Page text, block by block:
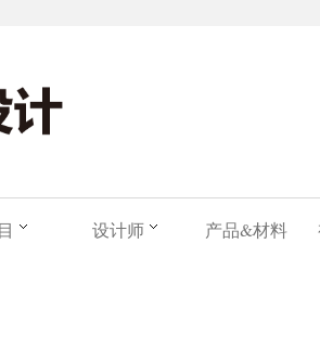
设计师 产品&材料